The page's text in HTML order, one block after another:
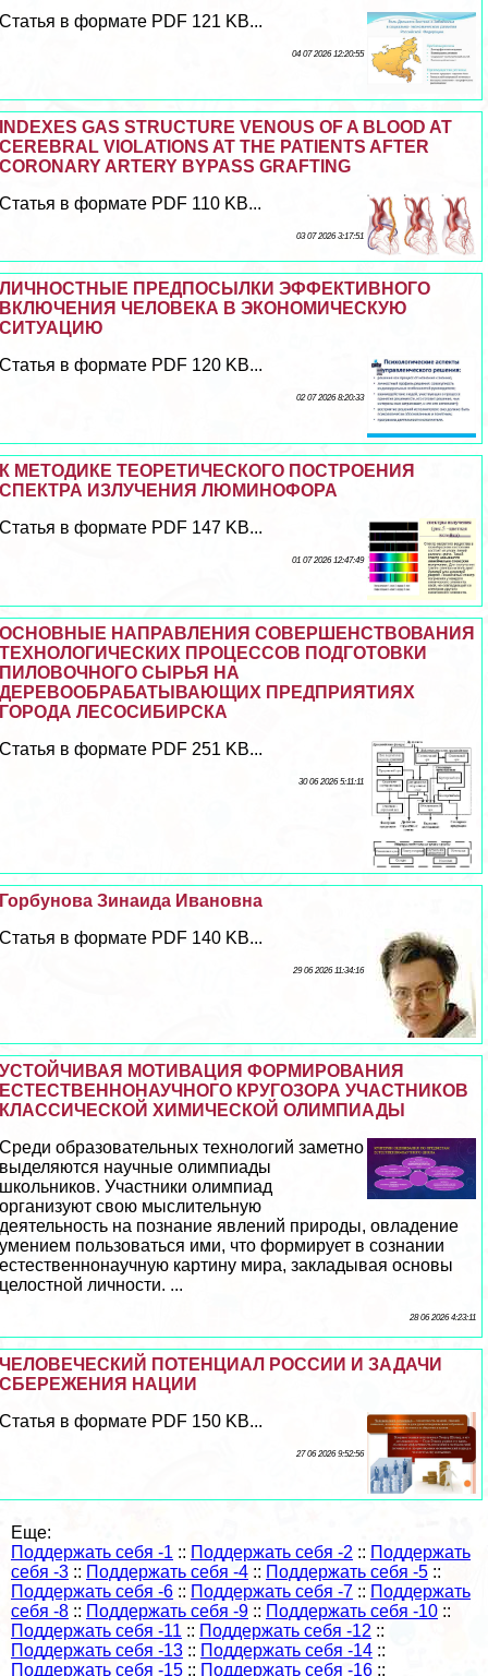
Статья в формате PDF 121 KB...
04 07 2026 12:20:55
INDEXES GAS STRUCTURE VENOUS OF A BLOOD AT
CEREBRAL VIOLATIONS AT THE PATIENTS AFTER
CORONARY ARTERY BYPASS GRAFTING
Статья в формате PDF 110 KB...
03 07 2026 3:17:51
ЛИЧНОСТНЫЕ ПРЕДПОСЫЛКИ ЭФФЕКТИВНОГО
ВКЛЮЧЕНИЯ ЧЕЛОВЕКА В ЭКОНОМИЧЕСКУЮ
СИТУАЦИЮ
Статья в формате PDF 120 KB...
02 07 2026 8:20:33
К МЕТОДИКЕ ТЕОРЕТИЧЕСКОГО ПОСТРОЕНИЯ
СПЕКТРА ИЗЛУЧЕНИЯ ЛЮМИНОФОРА
Статья в формате PDF 147 KB...
01 07 2026 12:47:49
ОСНОВНЫЕ НАПРАВЛЕНИЯ СОВЕРШЕНСТВОВАНИЯ
ТЕХНОЛОГИЧЕСКИХ ПРОЦЕССОВ ПОДГОТОВКИ
ПИЛОВОЧНОГО СЫРЬЯ НА
ДЕРЕВООБРАБАТЫВАЮЩИХ ПРЕДПРИЯТИЯХ
ГОРОДА ЛЕСОСИБИРСКА
Статья в формате PDF 251 KB...
30 06 2026 5:11:11
Горбунова Зинаида Ивановна
Статья в формате PDF 140 KB...
29 06 2026 11:34:16
УСТОЙЧИВАЯ МОТИВАЦИЯ ФОРМИРОВАНИЯ
ЕСТЕСТВЕННОНАУЧНОГО КРУГОЗОРА УЧАСТНИКОВ
КЛАССИЧЕСКОЙ ХИМИЧЕСКОЙ ОЛИМПИАДЫ
Среди образовательных технологий заметно
выделяются научные олимпиады
школьников. Участники олимпиад
организуют свою мыслительную
деятельность на познание явлений природы, овладение
умением пользоваться ими, что формирует в сознании
естественнонаучную картину мира, закладывая основы
целостной личности. ...
28 06 2026 4:23:11
ЧЕЛОВЕЧЕСКИЙ ПОТЕНЦИАЛ РОССИИ И ЗАДАЧИ
СБЕРЕЖЕНИЯ НАЦИИ
Статья в формате PDF 150 KB...
27 06 2026 9:52:56
Еще:
Поддержать себя -1 :: Поддержать себя -2 :: Поддержать
себя -3 :: Поддержать себя -4 :: Поддержать себя -5 ::
Поддержать себя -6 :: Поддержать себя -7 :: Поддержать
себя -8 :: Поддержать себя -9 :: Поддержать себя -10 ::
Поддержать себя -11 :: Поддержать себя -12 ::
Поддержать себя -13 :: Поддержать себя -14 ::
Поддержать себя -15 :: Поддержать себя -16 ::